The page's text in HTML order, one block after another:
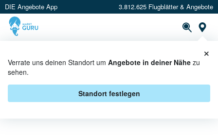
DIE Angebote App 3.812.625 Flugblätter & Angebote
Verrate uns deinen Standort um Angebote in deiner Nähe zu
sehen.
Standort festlegen
×
MIOMARE ANGEBOTE &